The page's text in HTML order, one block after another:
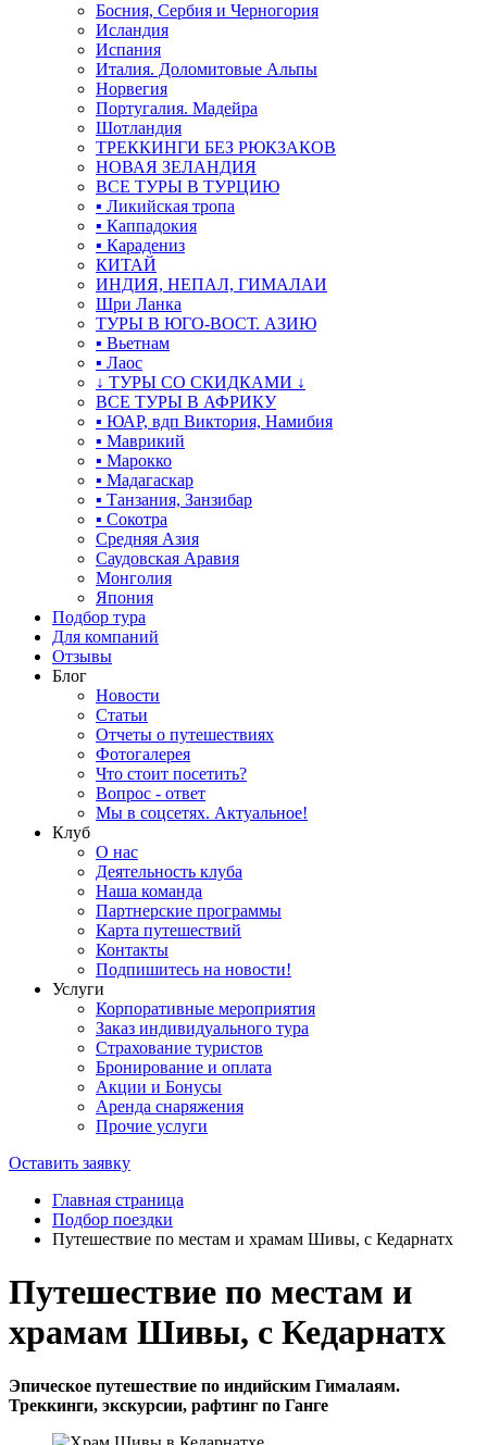
Босния, Сербия и Черногория
Исландия
Испания
Италия. Доломитовые Альпы
Норвегия
Португалия. Мадейра
Шотландия
ТРЕККИНГИ БЕЗ РЮКЗАКОВ
НОВАЯ ЗЕЛАНДИЯ
ВСЕ ТУРЫ В ТУРЦИЮ
▪ Ликийская тропа
▪ Каппадокия
▪ Карадениз
КИТАЙ
ИНДИЯ, НЕПАЛ, ГИМАЛАИ
Шри Ланка
ТУРЫ В ЮГО-ВОСТ. АЗИЮ
▪ Вьетнам
▪ Лаос
↓ ТУРЫ СО СКИДКАМИ ↓
ВСЕ ТУРЫ В АФРИКУ
▪ ЮАР, вдп Виктория, Намибия
▪ Маврикий
▪ Марокко
▪ Мадагаскар
▪ Танзания, Занзибар
▪ Сокотра
Средняя Азия
Саудовская Аравия
Монголия
Япония
Подбор тура
Для компаний
Отзывы
Блог
Новости
Статьи
Отчеты о путешествиях
Фотогалерея
Что стоит посетить?
Вопрос - ответ
Мы в соцсетях. Актуальное!
Клуб
О нас
Деятельность клуба
Наша команда
Партнерские программы
Карта путешествий
Контакты
Подпишитесь на новости!
Услуги
Корпоративные мероприятия
Заказ индивидуального тура
Страхование туристов
Бронирование и оплата
Акции и Бонусы
Аренда снаряжения
Прочие услуги
Оставить заявку
Главная страница
Подбор поездки
Путешествие по местам и храмам Шивы, с Кедарнатх
Путешествие по местам и
храмам Шивы, с Кедарнатх
Эпическое путешествие по индийским Гималаям.
Треккинги, экскурсии, рафтинг по Ганге